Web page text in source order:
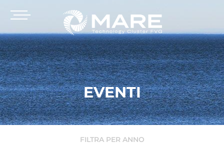
EVENTI
FILTRA PER ANNO